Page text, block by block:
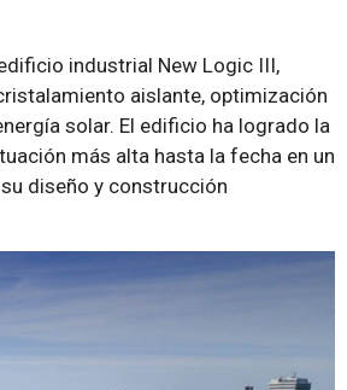
industrial New Logic III,
aislante, optimización
solar. El edificio ha logrado la
más alta hasta la fecha en un
diseño y construcción